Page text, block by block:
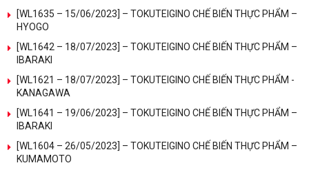
[WL1635 – 15/06/2023] – TOKUTEIGINO CHẾ BIẾN THỰC PHẨM –
HYOGO
[WL1642 – 18/07/2023] – TOKUTEIGINO CHẾ BIẾN THỰC PHẨM –
IBARAKI
[WL1621 – 18/07/2023] – TOKUTEIGINO CHẾ BIẾN THỰC PHẨM -
KANAGAWA
[WL1641 – 19/06/2023] – TOKUTEIGINO CHẾ BIẾN THỰC PHẨM –
IBARAKI
[WL1604 – 26/05/2023] – TOKUTEIGINO CHẾ BIẾN THỰC PHẨM –
KUMAMOTO